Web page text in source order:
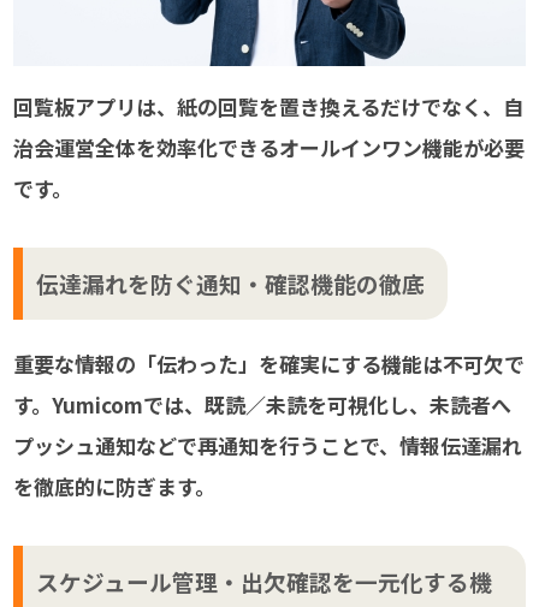
回覧板アプリは、紙の回覧を置き換えるだけでなく、自
治会運営全体を効率化できるオールインワン機能が必要
です。
伝達漏れを防ぐ通知・確認機能の徹底
重要な情報の「伝わった」を確実にする機能は不可欠で
す。Yumicomでは、既読／未読を可視化し、未読者へ
プッシュ通知などで再通知を行うことで、情報伝達漏れ
を徹底的に防ぎます。
スケジュール管理・出欠確認を一元化する機